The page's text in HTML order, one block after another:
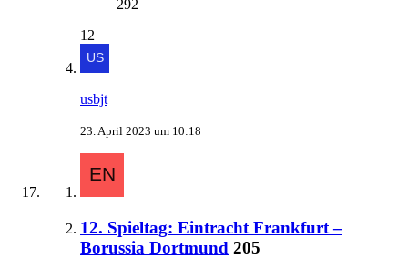
292
12
usbjt
23. April 2023 um 10:18
12. Spieltag: Eintracht Frankfurt –
Borussia Dortmund 205